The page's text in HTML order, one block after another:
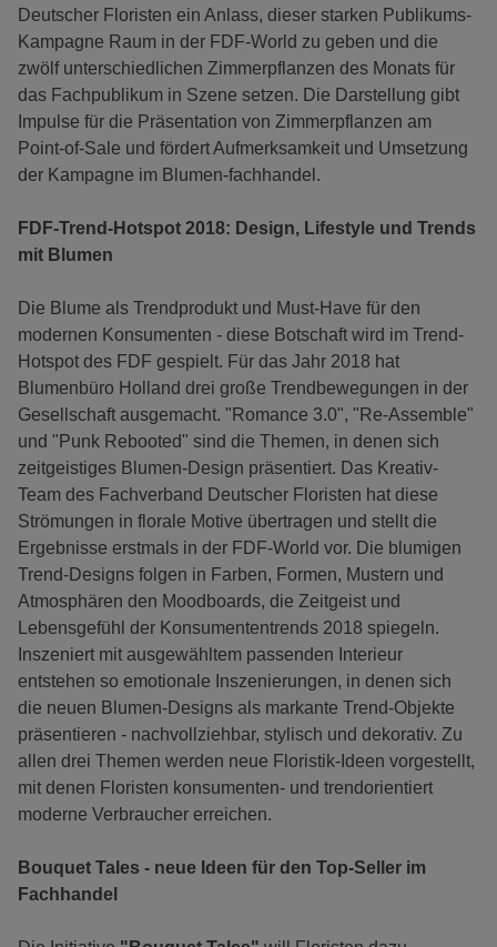
Deutscher Floristen ein Anlass, dieser starken Publikums-
Kampagne Raum in der FDF-World zu geben und die
zwölf unterschiedlichen Zimmerpflanzen des Monats für
das Fachpublikum in Szene setzen. Die Darstellung gibt
Impulse für die Präsentation von Zimmerpflanzen am
Point-of-Sale und fördert Aufmerksamkeit und Umsetzung
der Kampagne im Blumen-fachhandel.
FDF-Trend-Hotspot 2018: Design, Lifestyle und Trends
mit Blumen
Die Blume als Trendprodukt und Must-Have für den
modernen Konsumenten - diese Botschaft wird im Trend-
Hotspot des FDF gespielt. Für das Jahr 2018 hat
Blumenbüro Holland drei große Trendbewegungen in der
Gesellschaft ausgemacht. "Romance 3.0", "Re-Assemble"
und "Punk Rebooted" sind die Themen, in denen sich
zeitgeistiges Blumen-Design präsentiert. Das Kreativ-
Team des Fachverband Deutscher Floristen hat diese
Strömungen in florale Motive übertragen und stellt die
Ergebnisse erstmals in der FDF-World vor. Die blumigen
Trend-Designs folgen in Farben, Formen, Mustern und
Atmosphären den Moodboards, die Zeitgeist und
Lebensgefühl der Konsumententrends 2018 spiegeln.
Inszeniert mit ausgewähltem passenden Interieur
entstehen so emotionale Inszenierungen, in denen sich
die neuen Blumen-Designs als markante Trend-Objekte
präsentieren - nachvollziehbar, stylisch und dekorativ. Zu
allen drei Themen werden neue Floristik-Ideen vorgestellt,
mit denen Floristen konsumenten- und trendorientiert
moderne Verbraucher erreichen.
Bouquet Tales - neue Ideen für den Top-Seller im
Fachhandel